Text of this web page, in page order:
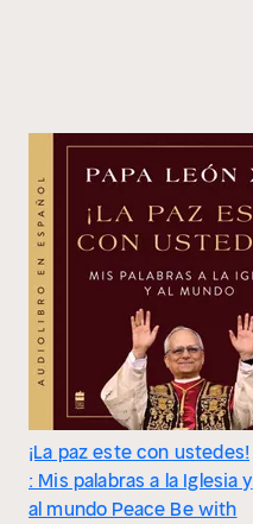
¡La paz este con ustedes!
: Mis palabras a la Iglesia y
al mundo Peace Be with